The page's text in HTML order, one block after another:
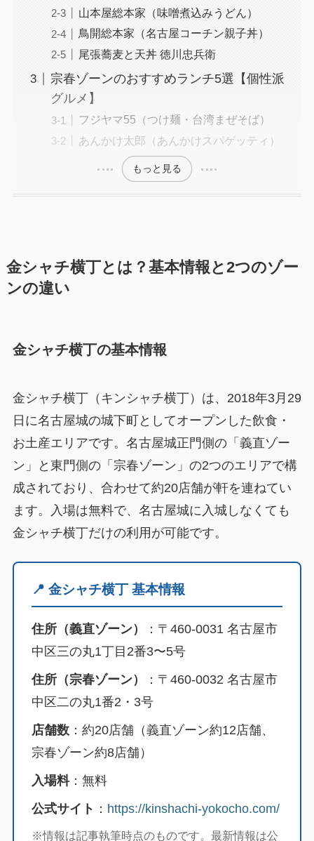
山本屋総本家（味噌煮込みうどん）
鳥開総本家（名古屋コーチン親子丼）
尾張蕎麦と天丼 徳川忠兵衛
宗春ゾーンのおすすめランチ5選【個性派
グルメ】
フジヤマ55（つけ麺・台湾まぜそば）
あんかけ太郎（あんかけスパゲッティ）
もっと見る
金シャチ横丁とは？基本情報と2つのゾー
ンの違い
金シャチ横丁の基本情報
金シャチ横丁（キンシャチ横丁）は、2018年3月29
日に名古屋城の城下町としてオープンした飲食・
お土産エリアです。名古屋城正門側の「義直ゾー
ン」と東門側の「宗春ゾーン」の2つのエリアで構
成されており、合わせて約20店舗が軒を連ねてい
ます。入場は無料で、名古屋城に入城しなくても
金シャチ横丁だけの利用が可能です。
📍 金シャチ横丁 基本情報
住所（義直ゾーン）
：〒460-0031 名古屋市
中区三の丸1丁目2番3〜5号
住所（宗春ゾーン）
：〒460-0032 名古屋市
中区二の丸1番2・3号
店舗数：約20店舗（義直ゾーン約12店舗、
宗春ゾーン約8店舗）
入場料：無料
公式サイト ： https://kinshachi-yokocho.com/
※情報は記事執筆時点のものです。最新情報は公